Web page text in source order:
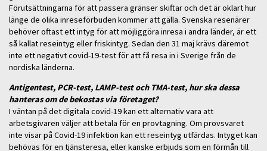
Förutsättningarna för att passera gränser skiftar och det är oklart hur
länge de olika inreseförbuden kommer att gälla. Svenska resenärer
behöver oftast ett intyg för att möjliggöra inresa i andra länder, är ett
så kallat reseintyg eller friskintyg. Sedan den 31 maj krävs däremot
inte ett negativt covid-19-test för att få resa in i Sverige från de
nordiska länderna.
Antigentest, PCR-test, LAMP-test och TMA-test, hur ska dessa
hanteras om de bekostas via företaget?
I väntan på det digitala covid-19 kan ett alternativ vara att
arbetsgivaren väljer att betala för en provtagning. Om provsvaret
inte visar på Covid-19 infektion kan ett reseintyg utfärdas. Intyget kan
behövas för en tjänsteresa, eller kanske erbjuds som en förmån till